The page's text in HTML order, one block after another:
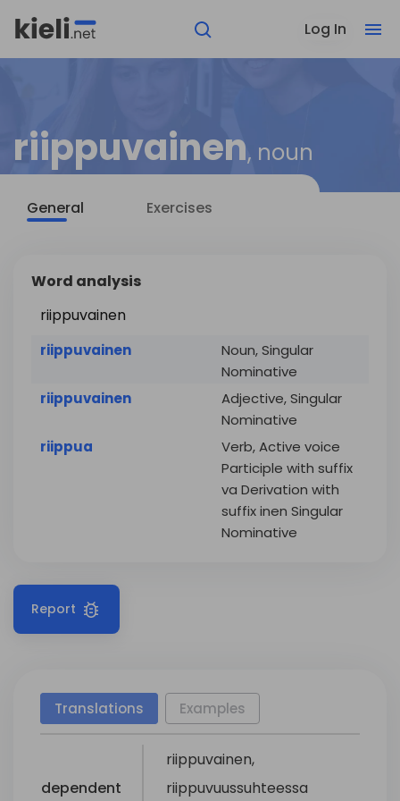
Log In
riippuvainen, noun
General Exercises
Word analysis
riippuvainen
riippuvainen
Noun, Singular
Nominative
riippuvainen
Adjective, Singular
Nominative
riippua
Verb, Active voice
Participle with suffix
va Derivation with
suffix inen Singular
Nominative
Report
Translations Examples
dependent
riippuvainen,
riippuvuussuhteessa